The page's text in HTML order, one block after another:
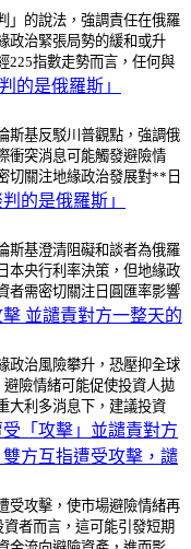
」的說法，強調責任在俄羅
政治緊張局勢的緩和或升
225指數走勢而言，任何與
的是俄羅斯」
斯基反駁川普觀點，強調俄
衝突消息可能觸發避險情
切關注地緣政治發展對**日
的是俄羅斯」
斯基澄清阻礙和談者為俄羅
本央行利率決策，但地緣政
者需密切關注日圓匯率影響
並譴責對方一整天的
政治風險攀升，恐壓抑全球
險情緒可能促使投資人拋
大利多消息下，建議投資
「攻擊」並譴責對方
方互指遭受攻擊，譴
受攻擊，使市場避險情緒再
者而言，這可能引發短期